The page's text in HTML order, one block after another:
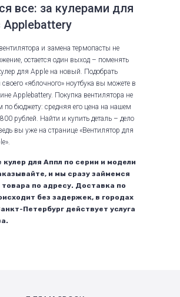
все: за кулерами для
Applebattery
и замена термопасты не
остается один выход – поменять
для Apple на новый. Подобрать
«яблочного» ноутбука вы можете в
Applebattery. Покупка вентилятора не
по бюджету: средняя его цена на нашем
рублей. Найти и купить деталь – дело
вы уже на странице «Вентилятор для
для Аппл по серии и модели
и мы сразу займемся
товара по адресу. Доставка по
без задержек, в городах
Петербург действует услуга